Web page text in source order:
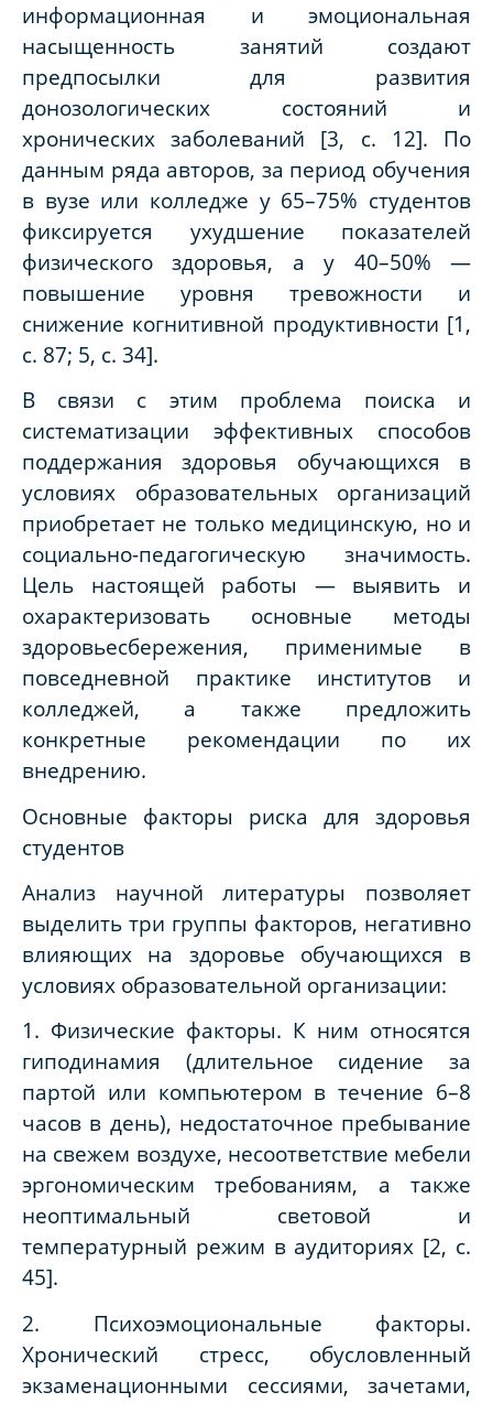
информационная и эмоциональная
насыщенность занятий создают
предпосылки для развития
донозологических состояний и
хронических заболеваний [3, с. 12]. По
данным ряда авторов, за период обучения
в вузе или колледже у 65–75% студентов
фиксируется ухудшение показателей
физического здоровья, а у 40–50% —
повышение уровня тревожности и
снижение когнитивной продуктивности [1,
с. 87; 5, с. 34].
В связи с этим проблема поиска и
систематизации эффективных способов
поддержания здоровья обучающихся в
условиях образовательных организаций
приобретает не только медицинскую, но и
социально-педагогическую значимость.
Цель настоящей работы — выявить и
охарактеризовать основные методы
здоровьесбережения, применимые в
повседневной практике институтов и
колледжей, а также предложить
конкретные рекомендации по их
внедрению.
Основные факторы риска для здоровья
студентов
Анализ научной литературы позволяет
выделить три группы факторов, негативно
влияющих на здоровье обучающихся в
условиях образовательной организации:
1. Физические факторы. К ним относятся
гиподинамия (длительное сидение за
партой или компьютером в течение 6–8
часов в день), недостаточное пребывание
на свежем воздухе, несоответствие мебели
эргономическим требованиям, а также
неоптимальный световой и
температурный режим в аудиториях [2, с.
45].
2. Психоэмоциональные факторы.
Хронический стресс, обусловленный
экзаменационными сессиями, зачетами,